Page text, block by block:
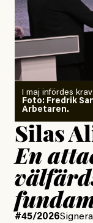
I maj infördes
Foto: Fredrik
Arbetaren.
Silas
En
#45/2026